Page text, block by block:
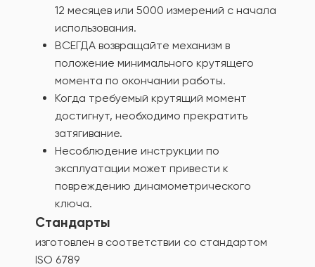
12 месяцев или 5000 измерений с начала
использования.
ВСЕГДА возвращайте механизм в
положение минимального крутящего
момента по окончании работы.
Когда требуемый крутящий момент
достигнут, необходимо прекратить
затягивание.
Несоблюдение инструкции по
эксплуатации может привести к
повреждению динамометрического
ключа.
Стандарты
изготовлен в соответствии со стандартом
ISO 6789